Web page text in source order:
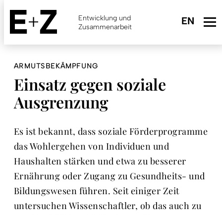
Skip
main
content
Entwicklung und
Zusammenarbeit
ARMUTSBEKÄMPFUNG
Einsatz gegen soziale
Ausgrenzung
Es ist bekannt, dass soziale Förderprogramme
das Wohlergehen von Individuen und
Haushalten stärken und etwa zu besserer
Ernährung oder Zugang zu Gesundheits- und
Bildungswesen führen. Seit einiger Zeit
untersuchen Wissenschaftler, ob das auch zu